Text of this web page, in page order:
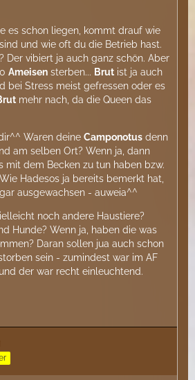
es schon liegen, kommt drauf wie
und wie oft du die Betrieb hast.
Der vibiert ja auch ganz schön. Aber
Ameisen sterben... Brut ist ja auch
bei Stress meist gefressen oder es
mehr nach, da die Queen das
Waren deine Camponotus denn
am selben Ort? Wenn ja, dann
mit dem Becken zu tun haben bzw.
Hadesos ja bereits bemerkt hat,
ausgewachsen - auweia^^
noch andere Haustiere?
Hunde? Wenn ja, haben die was
Daran sollen jua auch schon
sein - zumindest war im AF
der war recht einleuchtend.